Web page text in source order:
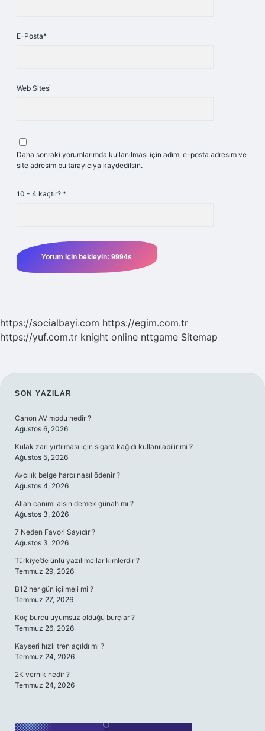
E-Posta*
Web Sitesi
Daha sonraki yorumlarımda kullanılması için adım, e-posta adresim ve
site adresim bu tarayıcıya kaydedilsin.
10 - 4 kaçtır? *
https://socialbayi.com https://egim.com.tr
https://yuf.com.tr knight online nttgame Sitemap
SIDEBAR
SON YAZILAR
Canon AV modu nedir ?
Ağustos 6, 2026
Kulak zarı yırtılması için sigara kağıdı kullanılabilir mi ?
Ağustos 5, 2026
Avcılık belge harcı nasıl ödenir ?
Ağustos 4, 2026
Allah canımı alsın demek günah mı ?
Ağustos 3, 2026
7 Neden Favori Sayıdır ?
Ağustos 3, 2026
Türkiye’de ünlü yazılımcılar kimlerdir ?
Temmuz 29, 2026
B12 her gün içilmeli mi ?
Temmuz 27, 2026
Koç burcu uyumsuz olduğu burçlar ?
Temmuz 26, 2026
Kayseri hızlı tren açıldı mı ?
Temmuz 24, 2026
2K vernik nedir ?
Temmuz 24, 2026